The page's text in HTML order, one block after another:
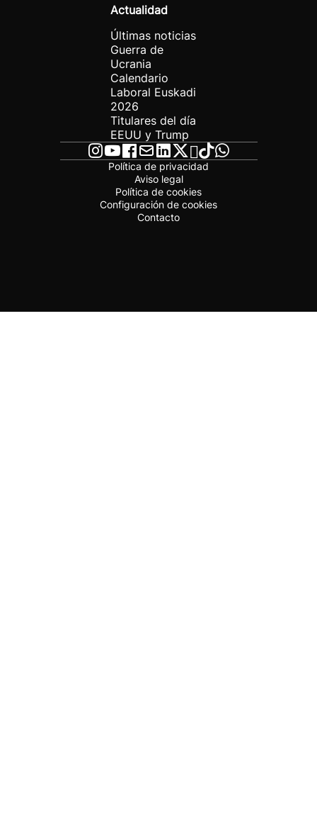
Actualidad
Últimas noticias
Guerra de
Ucrania
Calendario
Laboral Euskadi
2026
Titulares del día
EEUU y Trump
Política de privacidad
Aviso legal
Política de cookies
Configuración de cookies
Contacto